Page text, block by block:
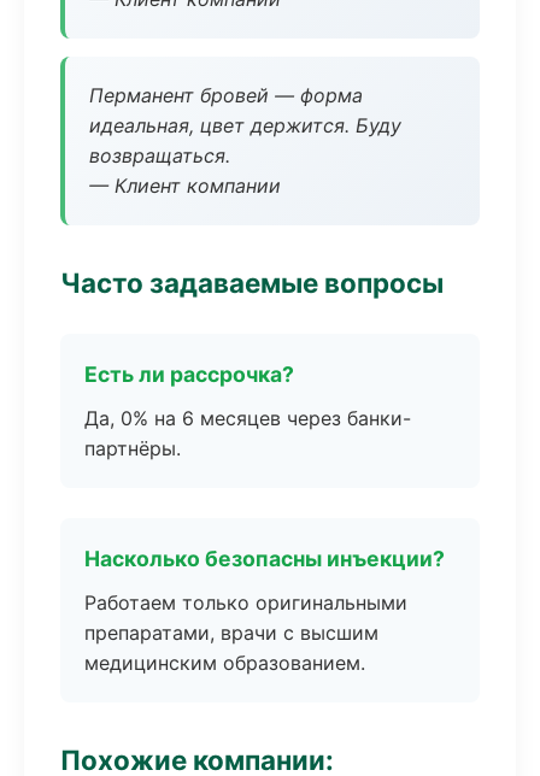
Перманент бровей — форма
идеальная, цвет держится. Буду
возвращаться.
— Клиент компании
Часто задаваемые вопросы
Есть ли рассрочка?
Да, 0% на 6 месяцев через банки-
партнёры.
Насколько безопасны инъекции?
Работаем только оригинальными
препаратами, врачи с высшим
медицинским образованием.
Похожие компании: